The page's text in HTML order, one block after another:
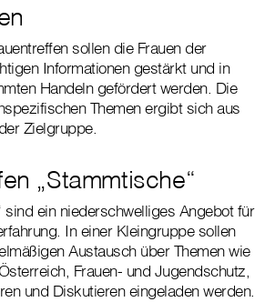
sollen die Frauen der
Informationen gestärkt und in
Handeln gefördert werden. Die
Themen ergibt sich aus
Zielgruppe.
„Stammtische“
sind ein niederschwelliges Angebot für
In einer Kleingruppe sollen
Austausch über Themen wie
Frauen- und Jugendschutz,
und Diskutieren eingeladen werden.